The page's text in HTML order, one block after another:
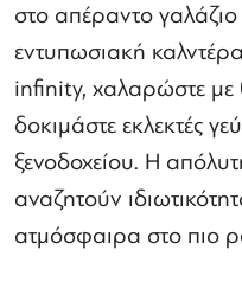
στο απέραντο γαλάζιο
εντυπωσιακή
infinity, χαλαρώστε με
δοκιμάστε εκλεκτές
ξενοδοχείου. Η
αναζητούν
ατμόσφαιρα στο πιο